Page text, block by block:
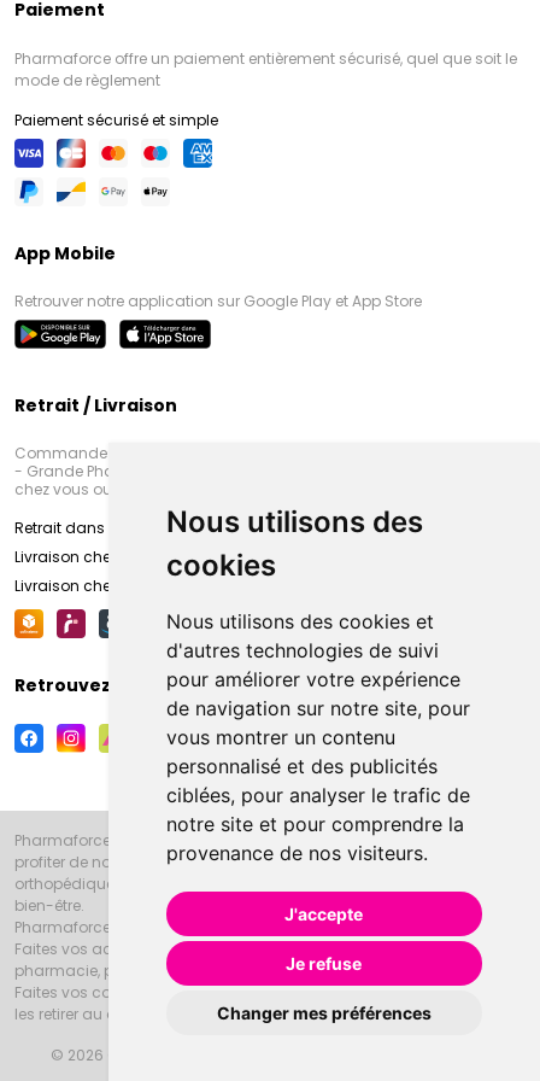
Nous utilisons des
cookies
Nous utilisons des cookies et
d'autres technologies de suivi
pour améliorer votre expérience
de navigation sur notre site, pour
vous montrer un contenu
personnalisé et des publicités
ciblées, pour analyser le trafic de
notre site et pour comprendre la
provenance de nos visiteurs.
J'accepte
Je refuse
Changer mes préférences
Paiement
Pharmaforce offre un paiement entièrement sécurisé, quel que soit le
mode de règlement
Paiement sécurisé et simple
App Mobile
Retrouver notre application sur Google Play et App Store
Retrait / Livraison
Commandez en ligne et venez chercher votre commande à Amiens
- Grande Pharmacie d’Amiens (Fachon) ou recevez-là rapidement
chez vous ou en point retrait
Retrait dans la pharmacie d’Amiens
Livraison chez vous
Livraison chez votre commerçant
Retrouvez-nous sur vos réseaux sociaux
Pharmaforce.fr et la Grande Pharmacie d’Amiens vous souhaitent de
profiter de notre accueil, de nos conseils pharmaceutiques,
orthopédiques, homéopathiques, parapharmaceutiques, beauté et
bien-être.
Pharmaforce.fr est le site internet de la Grande Pharmacie d’Amiens.
Faites vos achats en ligne grâce à un choix de 20000 références en
pharmacie, parapharmacie, diététique et animaux (vétérinaire).
Faites vos courses de pharmacie et parapharmacie en ligne et venez
les retirer au drive ou vous les faire livrer à domicile.
© 2026 Grande Pharmacie d’Amiens